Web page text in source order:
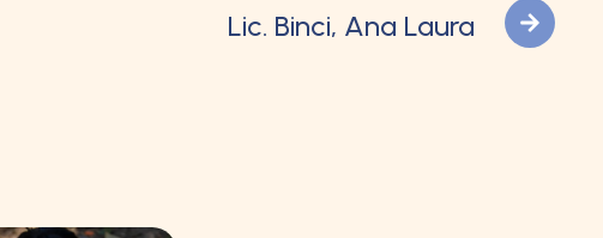
Lic. Binci, Ana Laura